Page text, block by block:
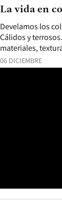
06 DICIEMBRE
Develamos los
Cálidos y
materiales,
La vida en